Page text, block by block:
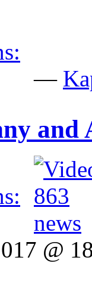
—
and
@